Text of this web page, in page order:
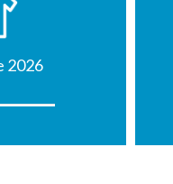
2026